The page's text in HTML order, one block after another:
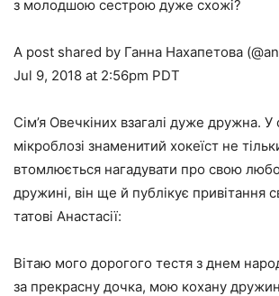
з молодшою сестрою дуже схожі?
A post shared by Ганна Нахапетова
Jul 9, 2018 at 2:56pm PDT
Сім’я Овечкіних взагалі дуже дружна. У
мікроблозі знаменитий хокеїст не
втомлюється нагадувати про свою
дружині, він ще й публікує привітання
татові Анастасії:
Вітаю мого дорогого тестя з днем
за прекрасну дочка, мою кохану